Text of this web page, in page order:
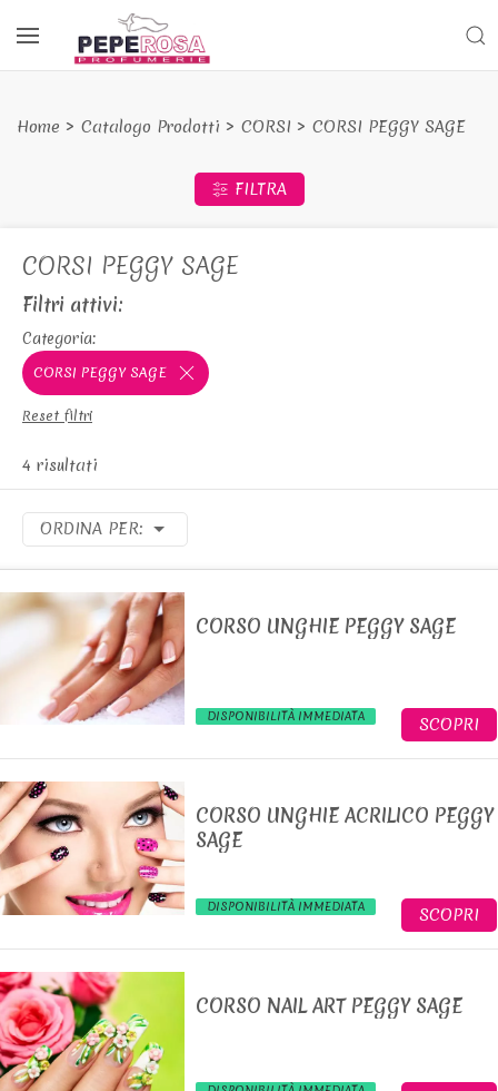
Home Catalogo Prodotti CORSI CORSI PEGGY SAGE
FILTRA
CORSI PEGGY SAGE
Filtri attivi:
Categoria:
CORSI PEGGY SAGE
Reset filtri
4 risultati
ORDINA PER:
CORSO UNGHIE PEGGY SAGE
DISPONIBILITÀ IMMEDIATA SCOPRI
CORSO UNGHIE ACRILICO PEGGY
SAGE
DISPONIBILITÀ IMMEDIATA SCOPRI
CORSO NAIL ART PEGGY SAGE